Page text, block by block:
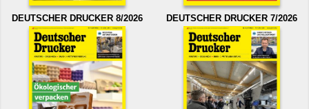
DEUTSCHER DRUCKER 8/2026 DEUTSCHER DRUCKER 7/2026